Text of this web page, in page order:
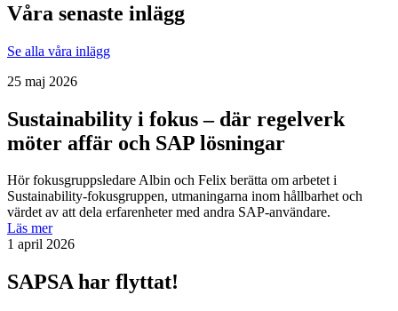
Våra senaste inlägg
Se alla våra inlägg
25 maj 2026
Sustainability i fokus – där regelverk
möter affär och SAP lösningar
Hör fokusgruppsledare Albin och Felix berätta om arbetet i
Sustainability-fokusgruppen, utmaningarna inom hållbarhet och
värdet av att dela erfarenheter med andra SAP-användare.
Läs mer
1 april 2026
SAPSA har flyttat!